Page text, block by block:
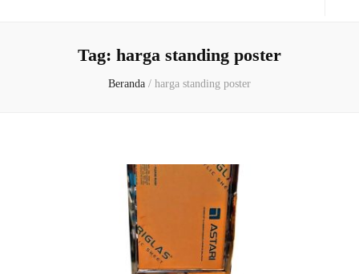
Tag: harga standing poster
Beranda / harga standing poster